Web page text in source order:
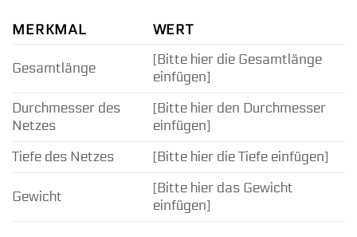
MERKMAL WERT
Gesamtlänge
[Bitte hier die Gesamtlänge
einfügen]
Durchmesser des
Netzes
[Bitte hier den Durchmesser
einfügen]
Tiefe des Netzes
[Bitte hier die Tiefe einfügen]
Gewicht
[Bitte hier das Gewicht
einfügen]